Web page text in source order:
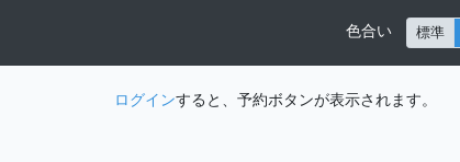
色合い 標準
ログインすると、予約ボタンが表示されます。